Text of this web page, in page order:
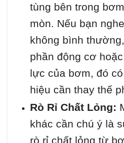
tùng bên trong
mòn. Nếu bạn
không bình
phần động cơ
lực của bơm, đó
hiệu cần thay thế
Rò Rỉ Chất Lỏng:
khác cần chú ý là
rò rỉ chất lỏng từ